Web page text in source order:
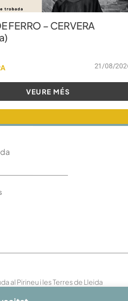
FERRO – CERVERA
21/08/
VEURE MÉS
al Pirineu i les Terres de Lleida